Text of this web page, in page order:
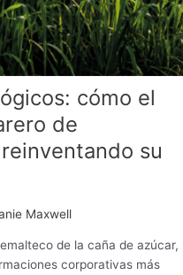
cómo el
de
su
Maxwell
de la caña de azúcar,
corporativas más